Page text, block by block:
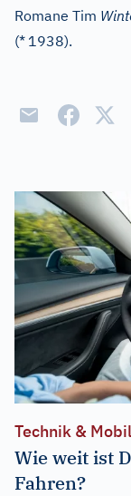
Romane Tim
(* 1938).
Technik &
Wie weit ist
Fahren?